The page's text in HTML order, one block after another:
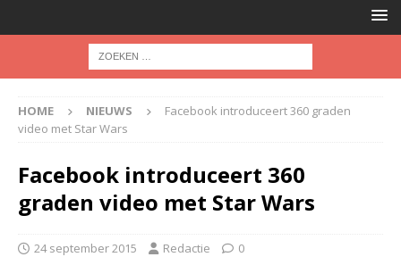
HOME NIEUWS
Facebook introduceert 360 graden
video met Star Wars
Facebook introduceert 360
graden video met Star Wars
24 september 2015 Redactie 0